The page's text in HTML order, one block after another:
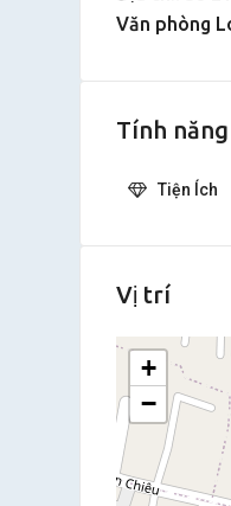
Văn phòng
Tính
Tiện Ích
Vị trí
+
−